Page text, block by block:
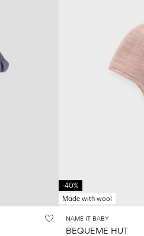
-40%
Made with wool
NAME IT BABY
BEQUEME HUT